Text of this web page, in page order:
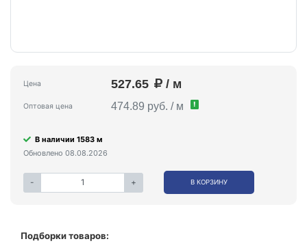
Цена 527.65 / м
Оптовая цена 474.89 руб. / м !
В наличии 1583 м
Обновлено 08.08.2026
- + В КОРЗИНУ
Подборки товаров: